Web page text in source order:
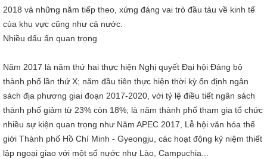
2018 và những năm tiếp theo, xứng đáng vai trò đầu tàu về kinh tế
của khu vực cũng như cả nước.
Nhiều dấu ấn quan trọng
Năm 2017 là năm thứ hai thực hiện Nghị quyết Đại hội Đảng bộ
thành phố lần thứ X; năm đầu tiên thực hiện thời kỳ ổn định ngân
sách địa phương giai đoạn 2017-2020, với tỷ lệ điều tiết ngân sách
thành phố giảm từ 23% còn 18%; là năm thành phố tham gia tổ chức
nhiều sự kiện quan trọng như Năm APEC 2017, Lễ hội văn hóa thế
giới Thành phố Hồ Chí Minh - Gyeongju, các hoạt động kỷ niệm thiết
lập ngoại giao với một số nước như Lào, Campuchia...